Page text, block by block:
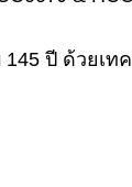
145 ปี ด้วยเ